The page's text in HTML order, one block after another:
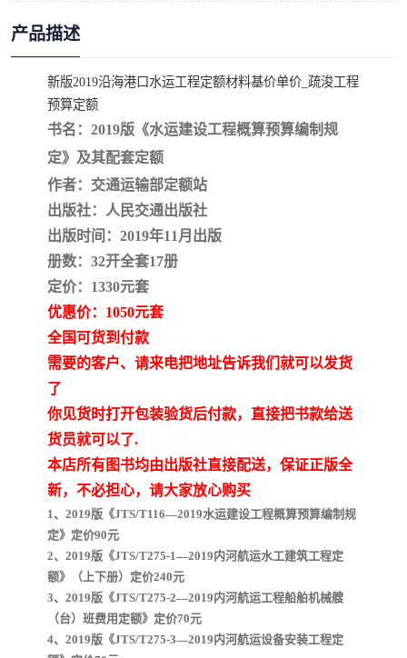
产品描述
新版2019沿海港口水运工程定额材料基价单价_疏浚工程
预算定额
书名：2019版《水运建设工程概算预算编制规
定》及其配套定额
作者：交通运输部定额站
出版社：人民交通出版社
出版时间：2019年11月出版
册数：32开全套17册
定价：1330元套
优惠价：1050元套
全国可货到付款
需要的客户、请来电把地址告诉我们就可以发货
了
你见货时打开包装验货后付款，直接把书款给送
货员就可以了.
本店所有图书均由出版社直接配送，保证正版全
新，不必担心，请大家放心购买
1、2019版《JTS/T116—2019水运建设工程概算预算编制规
定》定价90元
2、2019版《JTS/T275-1—2019内河航运水工建筑工程定
额》（上下册）定价240元
3、2019版《JTS/T275-2—2019内河航运工程船舶机械艘
（台）班费用定额》定价70元
4、2019版《JTS/T275-3—2019内河航运设备安装工程定
疏浚工程预算定额
吉林建设工程计价定额
福建建设工程预算定额
辽宁省工程计价定额
江西省建筑工程预算定额
锅炉及压力容器规范国际
性规范ASME
湖北省建设工程预算定额
甘肃省建设工程预算定额 山西省建设工程预算定额
内蒙古建设工程预算定额 公路工程预算定额
陕西建设工程消耗量定额 新疆建设工程预算定额
贵州水利水电定额 铁路概预算定额
青海省建筑工程消耗量定 西藏建筑工程计价定额
20kv及以下配电网工程定 地质灾害治理工程质量检
验评定标准
广西建筑安装工程预算定 内河沿海港口疏浚定额